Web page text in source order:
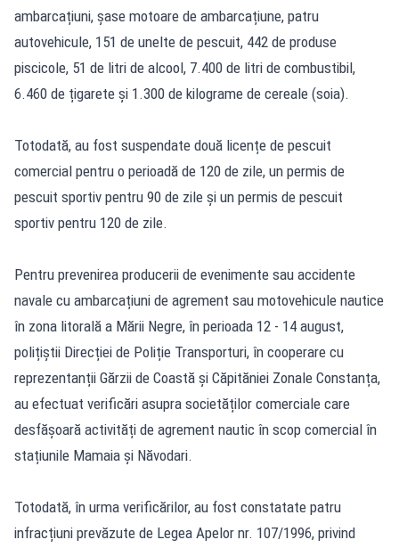
ambarcațiuni, șase motoare de ambarcațiune, patru
autovehicule, 151 de unelte de pescuit, 442 de produse
piscicole, 51 de litri de alcool, 7.400 de litri de combustibil,
6.460 de țigarete și 1.300 de kilograme de cereale (soia).
Totodată, au fost suspendate două licențe de pescuit
comercial pentru o perioadă de 120 de zile, un permis de
pescuit sportiv pentru 90 de zile și un permis de pescuit
sportiv pentru 120 de zile.
Pentru prevenirea producerii de evenimente sau accidente
navale cu ambarcațiuni de agrement sau motovehicule nautice
în zona litorală a Mării Negre, în perioada 12 - 14 august,
polițiștii Direcției de Poliție Transporturi, în cooperare cu
reprezentanții Gărzii de Coastă și Căpităniei Zonale Constanța,
au efectuat verificări asupra societăților comerciale care
desfășoară activități de agrement nautic în scop comercial în
stațiunile Mamaia și Năvodari.
Totodată, în urma verificărilor, au fost constatate patru
infracțiuni prevăzute de Legea Apelor nr. 107/1996, privind